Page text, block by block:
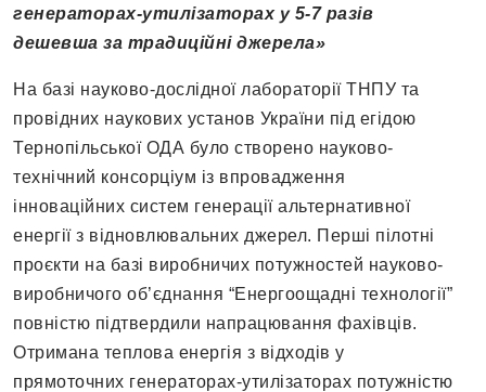
генераторах-утилізаторах у 5-7 разів
дешевша за традиційні джерела»
На базі науково-дослідної лабораторії ТНПУ та
провідних наукових установ України під егідою
Тернопільської ОДА було створено науково-
технічний консорціум із впровадження
інноваційних систем генерації альтернативної
енергії з відновлювальних джерел. Перші пілотні
проєкти на базі виробничих потужностей науково-
виробничого об’єднання “Енергоощадні технології”
повністю підтвердили напрацювання фахівців.
Отримана теплова енергія з відходів у
прямоточних генераторах-утилізаторах потужністю